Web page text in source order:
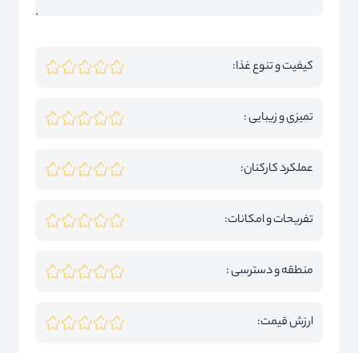
کیفیت و تنوع غذا:
تمیزی و زیبایی :
عملکرد کارکنان:
تفریحات و امکانات:
منطقه و دسترسی :
ارزش قیمت: